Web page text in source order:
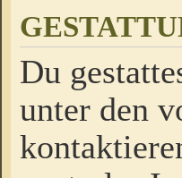
Du
unter den